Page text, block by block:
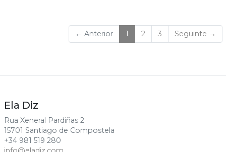
← Anterior 1 (current)
2 3 Seguinte →
Ela Diz
Rua Xeneral Pardiñas 2
15701 Santiago de Compostela
+34 981 519 280